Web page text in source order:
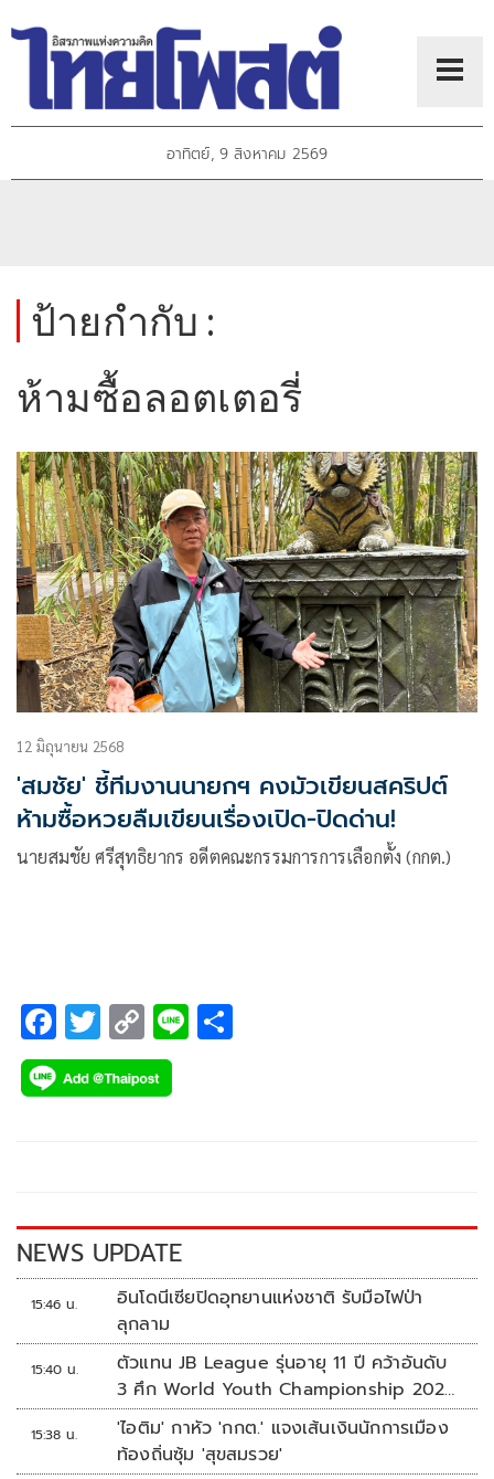
อาทิตย์, 9 สิงหาคม 2569
ป้ายกำกับ :
ห้ามซื้อลอตเตอรี่
12 มิถุนายน 2568
'สมชัย' ชี้ทีมงานนายกฯ คงมัวเขียนสคริปต์
ห้ามซื้อหวยลืมเขียนเรื่องเปิด-ปิดด่าน!
นายสมชัย ศรีสุทธิยากร อดีตคณะกรรมการการเลือกตั้ง (กกต.)
F
ac
e
k
T
wi
tt
C
o
p
k
Li
NEWS UPDATE
15:46 น.
อินโดนีเซียปิดอุทยานแห่งชาติ รับมือไฟป่า
ลุกลาม
15:40 น.
ตัวแทน JB League รุ่นอายุ 11 ปี คว้าอันดับ
3 ศึก World Youth Championship 2026
ที่สิงคโปร์
15:38 น.
'ไอติม' กาหัว 'กกต.' แจงเส้นเงินนักการเมือง
ท้องถิ่นซุ้ม 'สุขสมรวย'